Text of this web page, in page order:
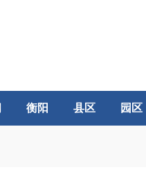
衡阳 县区 园区